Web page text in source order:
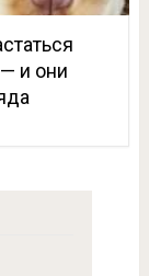
и они